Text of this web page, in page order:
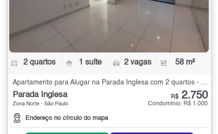
2 quartos 1 suíte 2 vagas 58 m²
Parada Inglesa
Zona Norte - São Paulo
Endereço no círculo do mapa
R$ 2.750
Condomínio: R$ 1.000